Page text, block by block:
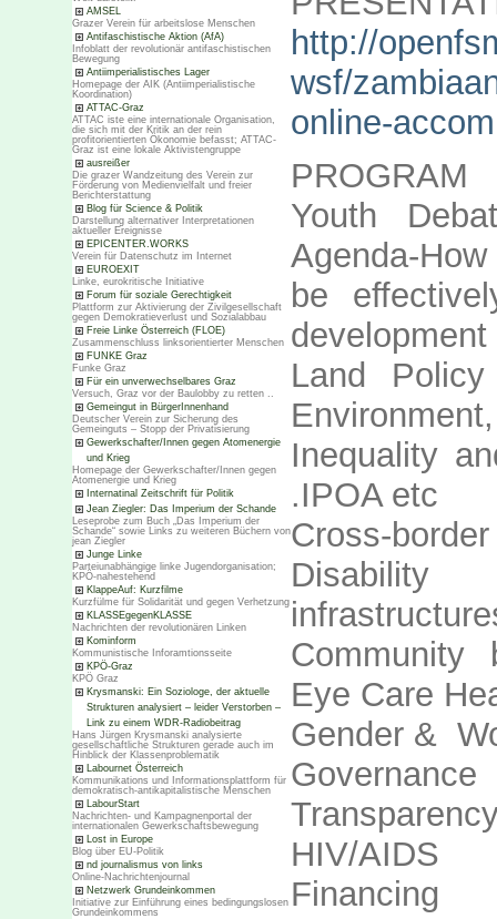
AMSEL
Grazer Verein für arbeitslose Menschen
Antifaschistische Aktion (AfA)
Infoblatt der revolutionär antifaschistischen
Bewegung
Antiimperialistisches Lager
Homepage der AIK (Antiimperialistische
Koordination)
ATTAC-Graz
ATTAC iste eine internationale Organisation,
die sich mit der Kritik an der rein
profitorientierten Ökonomie befasst; ATTAC-
Graz ist eine lokale Aktivistengruppe
ausreißer
Die grazer Wandzeitung des Verein zur
Förderung von Medienvielfalt und freier
Berichterstattung
Blog für Science & Politik
Darstellung alternativer Interpretationen
aktueller Ereignisse
EPICENTER.WORKS
Verein für Datenschutz im Internet
EUROEXIT
Linke, eurokritische Initiative
Forum für soziale Gerechtigkeit
Plattform zur Aktivierung der Zivilgesellschaft
gegen Demokratieverlust und Sozialabbau
Freie Linke Österreich (FLOE)
Zusammenschluss linksorientierter Menschen
FUNKE Graz
Funke Graz
Für ein unverwechselbares Graz
Versuch, Graz vor der Baulobby zu retten ..
Gemeingut in BürgerInnenhand
Deutscher Verein zur Sicherung des
Gemeinguts – Stopp der Privatisierung
Gewerkschafter/Innen gegen Atomenergie
und Krieg
Homepage der Gewerkschafter/Innen gegen
Atomenergie und Krieg
Internatinal Zeitschrift für Politik
Jean Ziegler: Das Imperium der Schande
Leseprobe zum Buch „Das Imperium der
Schande“ sowie Links zu weiteren Büchern von
jean Ziegler
Junge Linke
Parteiunabhängige linke Jugendorganisation;
KPÖ-nahestehend
KlappeAuf: Kurzfilme
Kurzfülme für Solidarität und gegen Verhetzung
KLASSEgegenKLASSE
Nachrichten der revolutionären Linken
Kominform
Kommunistische Inforamtionsseite
KPÖ-Graz
KPÖ Graz
Krysmanski: Ein Soziologe, der aktuelle
Strukturen analysiert – leider Verstorben –
Link zu einem WDR-Radiobeitrag
Hans Jürgen Krysmanski analysierte
gesellschaftliche Strukturen gerade auch im
Hinblick der Klassenproblematik
Labournet Österreich
Kommunikations und Informationsplattform für
demokratisch-antikapitalistische Menschen
LabourStart
Nachrichten- und Kampagnenportal der
internationalen Gewerkschaftsbewegung
Lost in Europe
Blog über EU-Politik
nd journalismus von links
Online-Nachrichtenjournal
Netzwerk Grundeinkommen
Initiative zur Einführung eines bedingungslosen
Grundeinkommens
http://
wsf/
online-
PROGRAM
Youth
Agenda-
be
development
Land
Inequality
.IPOA etc
Cross-
Community
Eye Care
Gender &
HIV/AIDS
Financing